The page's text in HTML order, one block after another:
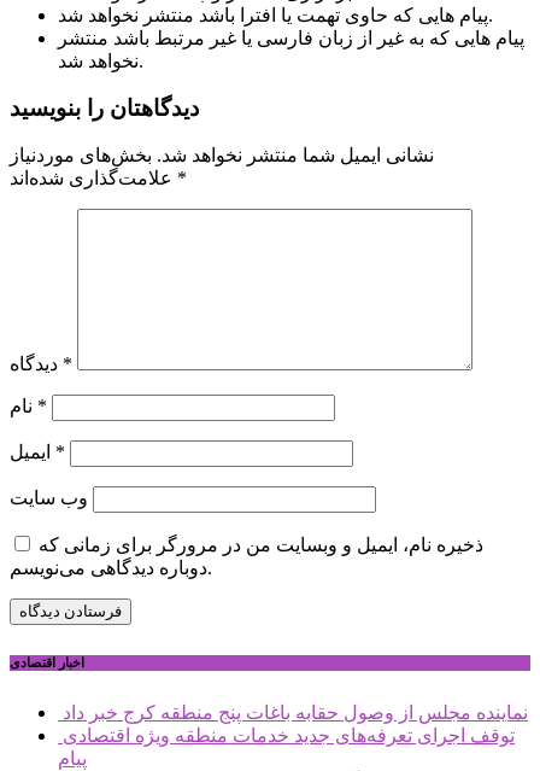
پیام هایی که حاوی تهمت یا افترا باشد منتشر نخواهد شد.
پیام هایی که به غیر از زبان فارسی یا غیر مرتبط باشد منتشر
نخواهد شد.
دیدگاهتان را بنویسید
نشانی ایمیل شما منتشر نخواهد شد. بخش‌های موردنیاز
*
*
*
*
وب‌ سایت
ذخیره نام، ایمیل و وبسایت من در مرورگر برای زمانی که
دوباره دیدگاهی می‌نویسم.
اخبار اقتصادی
نماینده مجلس از وصول حقابه باغات پنج منطقه کرج خبر داد
پیام